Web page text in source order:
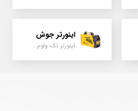
اینورتر جوش
اینورتر تک ولوم و دو ولوم امپر بالا